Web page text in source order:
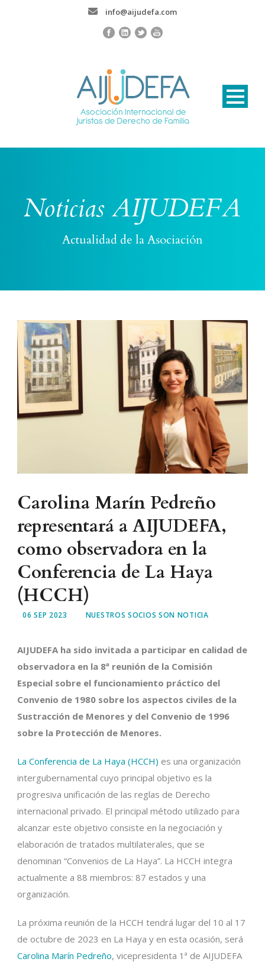
info@aijudefa.com
Noticias AIJUDEFA
Actualidad de la Asociación
Carolina Marín Pedreño
representará a AIJUDEFA,
como observadora en la
Conferencia de La Haya
(HCCH)
06 SEP 2023 NUESTROS SOCIOS SON NOTICIA
AIJUDEFA ha sido invitada a participar en calidad de
observadora en la 8ª reunión de la Comisión
Especial sobre el funcionamiento práctico del
Convenio de 1980 sobre los aspectos civiles de la
Sustracción de Menores y del Convenio de 1996
sobre la Protección de Menores.
La Conferencia de La Haya (HCCH) es una organización
intergubernamental cuyo principal objetivo es la
progresiva unificación de las reglas de Derecho
internacional privado. El principal método utilizado para
alcanzar este objetivo consiste en la negociación y
elaboración de tratados multilaterales, que se
denominan “Convenios de La Haya”. La HCCH integra
actualmente a 88 miembros: 87 estados y una
organización.
La próxima reunión de la HCCH tendrá lugar del 10 al 17
de octubre de 2023 en La Haya y en esta ocasión, será
Carolina Marín Pedreño, vicepresidenta 1ª de AIJUDEFA